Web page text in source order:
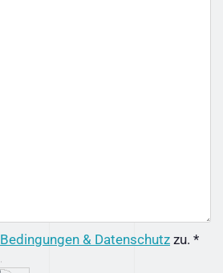
Bedingungen & Datenschutz zu. *